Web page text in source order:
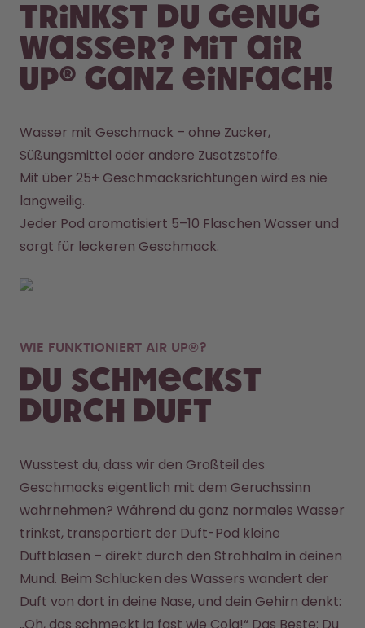
Trinkst du genug
Wasser? Mit air
up® ganz einfach!
Wasser mit Geschmack – ohne Zucker,
Süßungsmittel oder andere Zusatzstoffe.
Mit über 25+ Geschmacksrichtungen wird es nie
langweilig.
Jeder Pod aromatisiert 5–10 Flaschen Wasser und
sorgt für leckeren Geschmack.
WIE FUNKTIONIERT AIR UP®?
Du schmeckst
durch Duft
Wusstest du, dass wir den Großteil des
Geschmacks eigentlich mit dem Geruchssinn
wahrnehmen? Während du ganz normales Wasser
trinkst, transportiert der Duft-Pod kleine
Duftblasen – direkt durch den Strohhalm in deinen
Mund. Beim Schlucken des Wassers wandert der
Duft von dort in deine Nase, und dein Gehirn denkt:
„Oh, das schmeckt ja fast wie Cola!“ Das Beste: Du